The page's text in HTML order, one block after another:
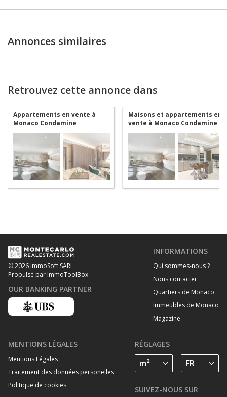
Annonces similaires
Retrouvez cette annonce dans
Appartements en vente à
Monaco Condamine
Maisons et appartements en
vente à Monaco Condamine
© 2026 ImmoSoft SARL
Propulsé par ImmoToolBox
OUR BANKING PARTNER
INFORMATIONS
Qui sommes-nous ?
Nous contacter
Quartiers de Monaco
Immeubles de Monaco
Magazine
MENTIONS LÉGALES
Mentions Légales
Traitement des données personelles
Politique de cookies
RÉGLAGES
SUIVEZ-NOUS SUR